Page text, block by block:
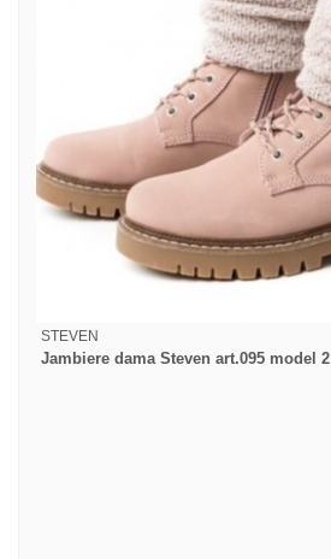
STEVEN
Jambiere dama Steven art.095 model 2